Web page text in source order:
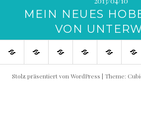
MEIN NEUES
VON
SHOP Blog Flowin
IMMO
Live
Shows Partner
Stolz präsentiert von WordPress | Theme: